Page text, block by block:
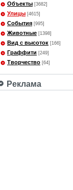
Объекты [3682]
Улицы [4615]
События [995]
Животные [1398]
Вид с высоток [166]
Граффити [249]
Творчество [64]
Реклама